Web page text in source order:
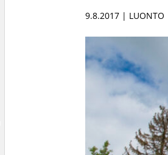
9.8.2017 | LUONTO